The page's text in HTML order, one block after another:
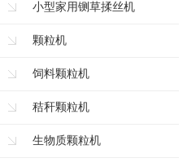
小型家用铡草揉丝机
颗粒机
饲料颗粒机
秸秆颗粒机
生物质颗粒机